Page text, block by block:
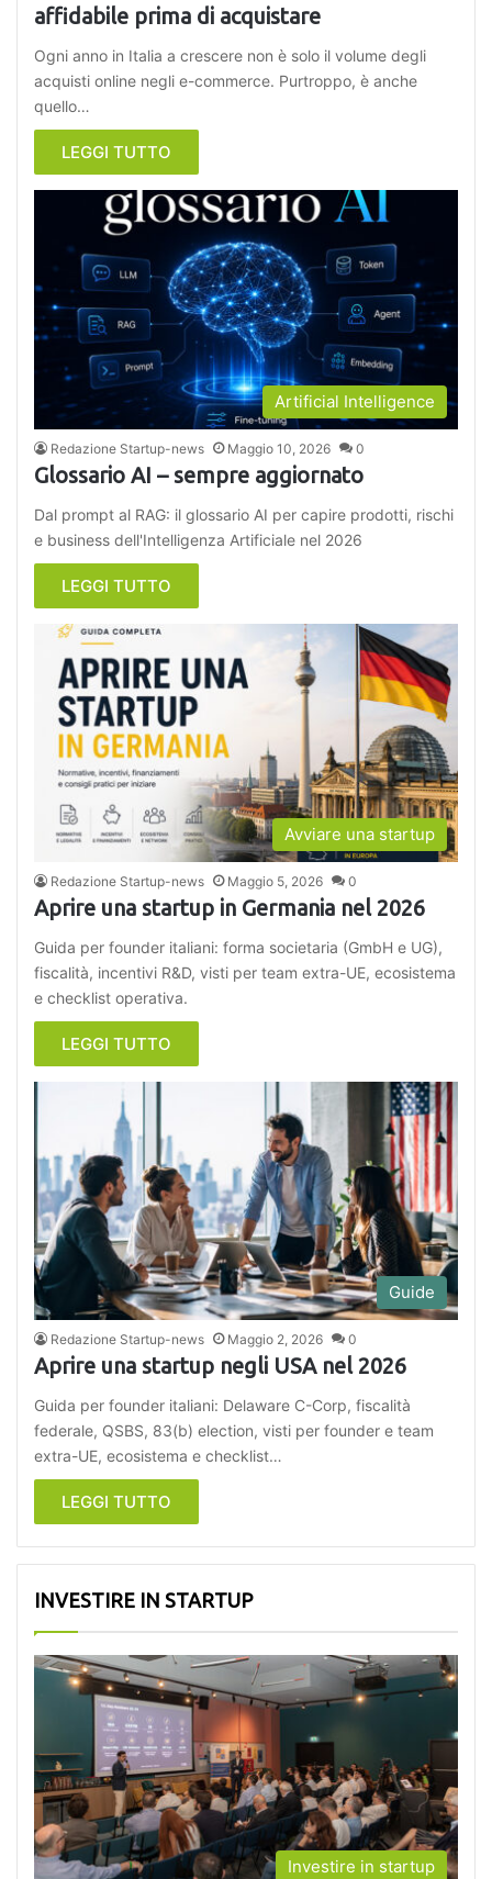
affidabile prima di acquistare
Ogni anno in Italia a crescere non è solo il volume degli
acquisti online negli e-commerce. Purtroppo, è anche
quello…
LEGGI TUTTO
Artificial Intelligence
Redazione Startup-news Maggio 10, 2026 0
Glossario AI – sempre aggiornato
Dal prompt al RAG: il glossario AI per capire prodotti, rischi
e business dell'Intelligenza Artificiale nel 2026
LEGGI TUTTO
Avviare una startup
Redazione Startup-news Maggio 5, 2026 0
Aprire una startup in Germania nel 2026
Guida per founder italiani: forma societaria (GmbH e UG),
fiscalità, incentivi R&D, visti per team extra-UE, ecosistema
e checklist operativa.
LEGGI TUTTO
Guide
Redazione Startup-news Maggio 2, 2026 0
Aprire una startup negli USA nel 2026
Guida per founder italiani: Delaware C-Corp, fiscalità
federale, QSBS, 83(b) election, visti per founder e team
extra-UE, ecosistema e checklist…
LEGGI TUTTO
INVESTIRE IN STARTUP
Investire in startup